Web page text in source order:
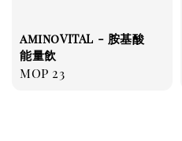
aminoVITAL - 胺基酸
能量飲
Regular
MOP 23